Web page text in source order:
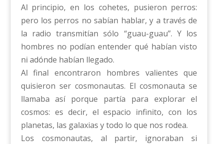
Al principio, en los cohetes, pusieron perros:
pero los perros no sabían hablar, y a través de
la radio transmitían sólo “guau-guau”. Y los
hombres no podían entender qué habían visto
ni adónde habían llegado.
Al final encontraron hombres valientes que
quisieron ser cosmonautas. El cosmonauta se
llamaba así porque partía para explorar el
cosmos: es decir, el espacio infinito, con los
planetas, las galaxias y todo lo que nos rodea.
Los cosmonautas, al partir, ignoraban si